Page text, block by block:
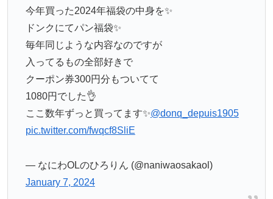
今年買った2024年福袋の中身を✨
ドンクにてパン福袋✨
毎年同じような内容なのですが
入ってるもの全部好きで
クーポン券300円分もついてて
1080円でした👌
ここ数年ずっと買ってます✨@donq_depuis1905
pic.twitter.com/fwqcf8SliE
— なにわOLのひろりん (@naniwaosakaol)
January 7, 2024